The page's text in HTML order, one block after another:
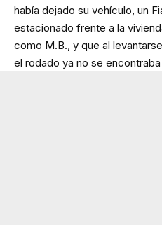
había dejado su vehículo, un
estacionado frente a la
como M.B., y que al
el rodado ya no se encontraba